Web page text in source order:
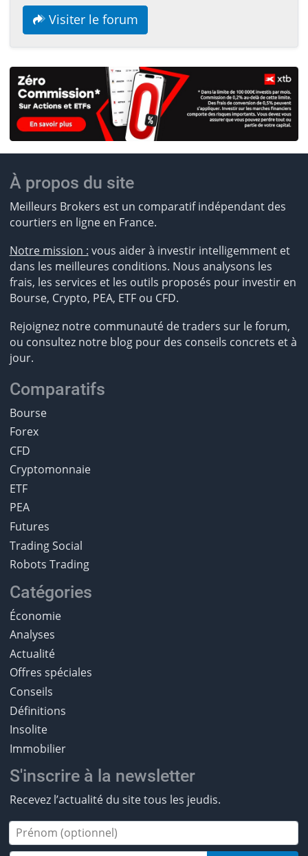
Visiter le forum
À propos du site
Meilleurs Brokers est un comparatif indépendant des
courtiers en ligne en France.
Notre mission : vous aider à investir intelligemment et
dans les meilleures conditions. Nous analysons les
frais, les services et les outils proposés pour investir en
Bourse, Crypto, PEA, ETF ou CFD.
Rejoignez notre communauté de traders sur le forum,
ou consultez notre blog pour des conseils concrets et à
jour.
Comparatifs
Bourse
Forex
CFD
Cryptomonnaie
ETF
PEA
Futures
Trading Social
Robots Trading
Catégories
Économie
Analyses
Actualité
Offres spéciales
Conseils
Définitions
Insolite
Immobilier
S'inscrire à la newsletter
Recevez l’actualité du site tous les jeudis.